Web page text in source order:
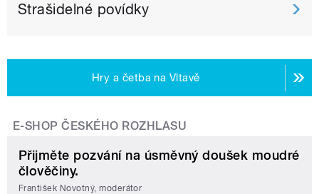
Strašidelné povídky
Hry a četba na Vltavě
E-SHOP ČESKÉHO ROZHLASU
Přijměte pozvání na úsměvný doušek moudré
člověčiny.
František Novotný, moderátor